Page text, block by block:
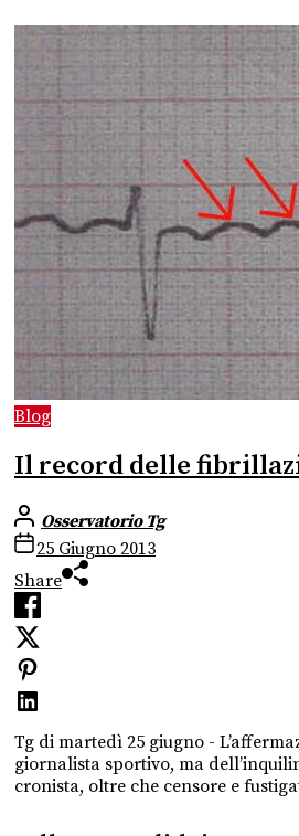
Blog
Il record delle
Osservatorio Tg
25 Giugno 2013
Share
Tg di martedì 25 giugno -
giornalista sportivo, ma
cronista, oltre che censore e